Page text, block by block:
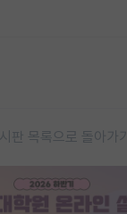
판 목록으로 돌아가기